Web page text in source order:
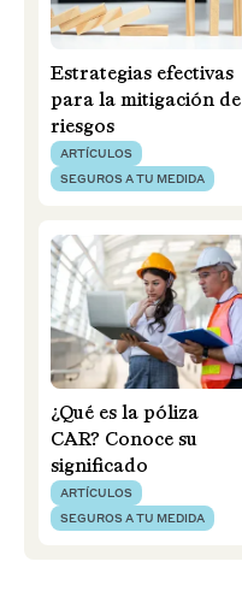
Estrategias efectivas
para la mitigación de
riesgos
ARTÍCULOS
SEGUROS A TU MEDIDA
¿Qué es la póliza
CAR? Conoce su
significado
ARTÍCULOS
SEGUROS A TU MEDIDA